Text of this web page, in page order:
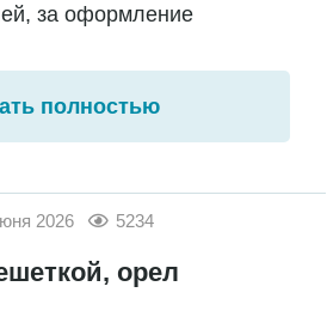
за оформление
полностью
2026 5234
орел